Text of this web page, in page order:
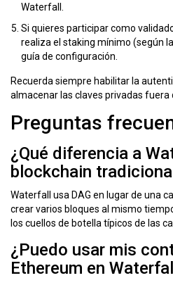
Waterfall.
Si quieres participar como
realiza el staking mínimo (según
guía de configuración.
Recuerda siempre habilitar la
almacenar las claves privadas fuera
Preguntas
¿Qué diferencia a
blockchain
Waterfall usa DAG en lugar de una
crear varios bloques al mismo
los cuellos de botella típicos de las
¿Puedo usar mis
Ethereum en